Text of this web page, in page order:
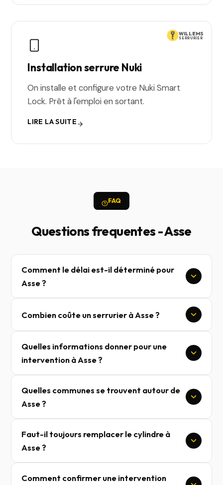
WILLEMS
SERRURIER
Installation serrure Nuki
On installe et configure votre Nuki Smart
Lock. Prêt à l'emploi en sortant.
LIRE LA SUITE
FAQ
Questions frequentes - Asse
Comment le délai est-il déterminé pour
Asse ?
Combien coûte un serrurier à Asse ?
Quelles informations donner pour une
intervention à Asse ?
Quelles communes se trouvent autour de
Asse ?
Faut-il toujours remplacer le cylindre à
Asse ?
Comment confirmer une intervention